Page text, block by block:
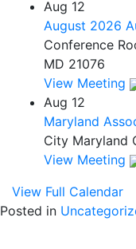
Aug 12
August 2026
Conference
MD 21076
View Meeting
Aug 12
Maryland
City Maryland
View Meeting
View Full Calendar
Posted in